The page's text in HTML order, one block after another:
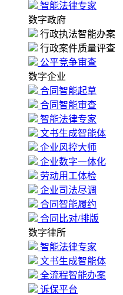
智能法律专家
数字政府
行政执法智能办案
行政案件质量评查
公平竞争审查
数字企业
合同智能起草
合同智能审查
智能法律专家
文书生成智能体
企业风控大师
企业数字一体化
劳动用工体检
企业司法尽调
合同智能履约
合同比对/排版
数字律所
智能法律专家
文书生成智能体
全流程智能办案
诉保平台